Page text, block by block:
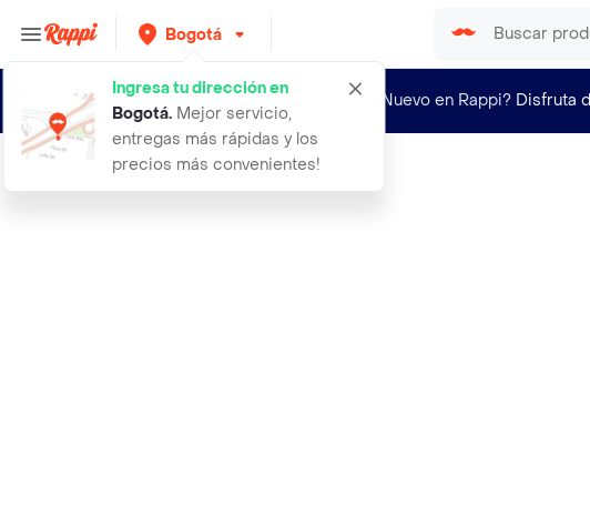
Bogotá
Ingresa tu dirección en
Bogotá. Mejor servicio,
entregas más rápidas y los
precios más convenientes!
¿Nuevo en Rappi? Disfruta
abrigo sirenita camel talla xl muje